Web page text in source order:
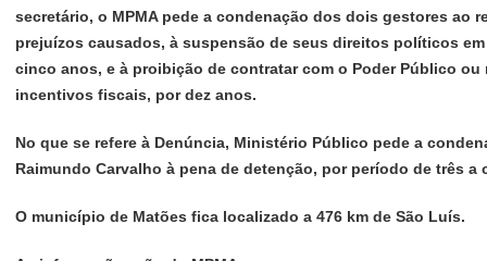
secretário, o MPMA pede a condenação dos dois gestores ao
prejuízos causados, à suspensão de seus direitos políticos
cinco anos, e à proibição de contratar com o Poder Público
incentivos fiscais, por dez anos.
No que se refere à Denúncia, Ministério Público pede a
Raimundo Carvalho à pena de detenção, por período de três a
O município de Matões fica localizado a 476 km de São Luís.